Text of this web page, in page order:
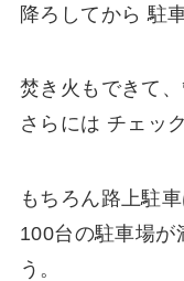
降ろしてから 駐
焚き火もできて
さらには チェッ
もちろん路上駐
100台の駐車場が
う。